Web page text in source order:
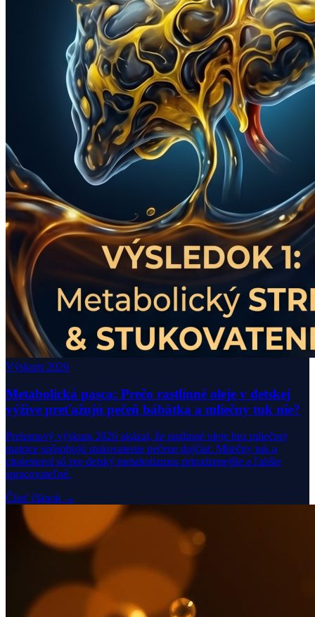
Výskum 2026
Metabolická pasca: Prečo rastlinné oleje v detskej
výžive preťažujú pečeň bábätka a mliečny tuk nie?
Prelomový výskum 2026 ukázal, že rastlinné oleje bez mliečnej
matrice spôsobujú stukovatenie pečene dojčiat. Mliečny tuk a
cholesterol sú pre detský metabolizmus prirodzenejšie a ľahšie
spracovateľné.
Čítať článok →